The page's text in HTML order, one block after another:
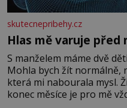
skutecnepribehy.cz
Hlas mě varuje před
S manželem máme dvě
Mohla bych žít normálně,
která mi nabourala mysl.
konec měsíce je pro mě